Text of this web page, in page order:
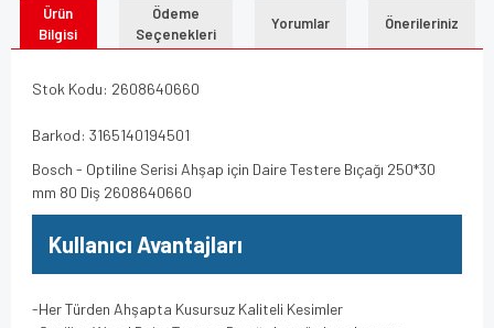
Ürün
Bilgisi
Ödeme
Seçenekleri
Yorumlar Önerileriniz
Stok Kodu: 2608640660
Barkod: 3165140194501
Bosch - Optiline Serisi Ahşap için Daire Testere Bıçağı 250*30
mm 80 Diş 2608640660
Kullanıcı Avantajları
-Her Türden Ahşapta Kusursuz Kaliteli Kesimler